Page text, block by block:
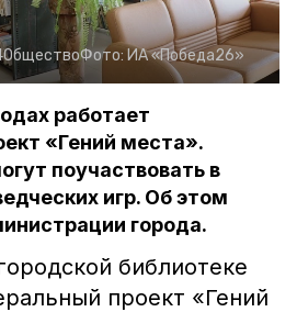
ОбществоФото: ИА «Победа26»
работает
«Гений места».
поучаствовать в
игр. Об этом
города.
библиотеке
проект «Гений